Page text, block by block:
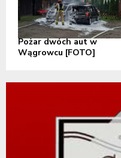
Pożar dwóch aut w
Wągrowcu [FOTO]